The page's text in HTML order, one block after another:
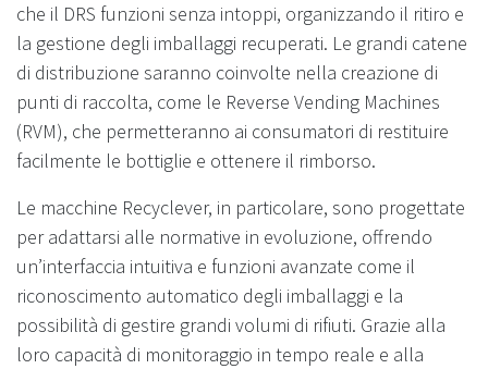
che il DRS funzioni senza intoppi, organizzando il ritiro e
la gestione degli imballaggi recuperati. Le grandi catene
di distribuzione saranno coinvolte nella creazione di
punti di raccolta, come le Reverse Vending Machines
(RVM), che permetteranno ai consumatori di restituire
facilmente le bottiglie e ottenere il rimborso.
Le macchine Recyclever, in particolare, sono progettate
per adattarsi alle normative in evoluzione, offrendo
un’interfaccia intuitiva e funzioni avanzate come il
riconoscimento automatico degli imballaggi e la
possibilità di gestire grandi volumi di rifiuti. Grazie alla
loro capacità di monitoraggio in tempo reale e alla